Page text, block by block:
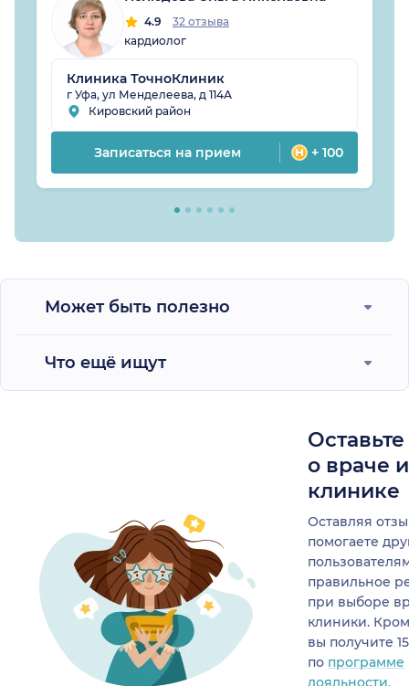
4.9
32 отзыва
кардиолог
Клиника ТочноКлиник
г Уфа, ул Менделеева, д 114А
Кировский район
Записаться на прием + 100
Может быть полезно
Что ещё ищут
о враче
клинике
Оставляя
помогаете
правильное
при выборе
клиники.
вы получите
по программе
лояльности.